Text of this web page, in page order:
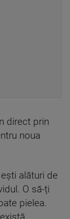
direct prin
noua
alături de
O să-ți
pielea.